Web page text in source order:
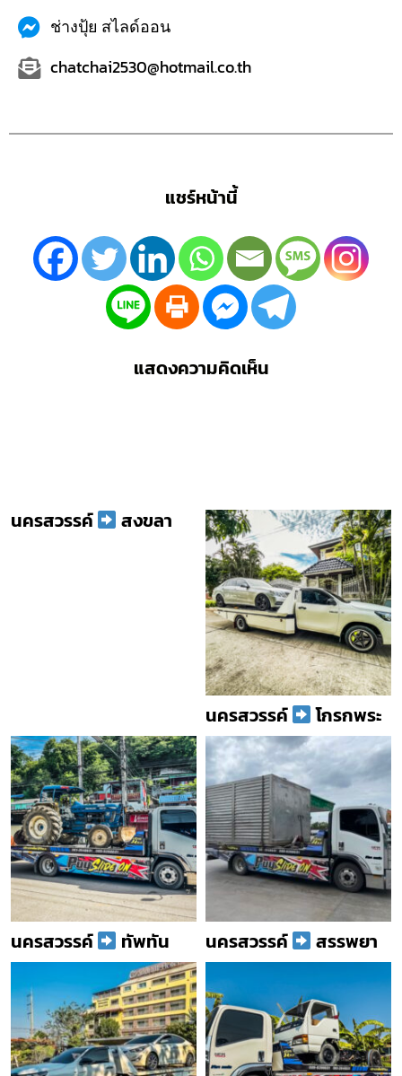
ช่างปุ้ย สไลด์ออน
chatchai2530@hotmail.co.th
แชร์หน้านี้
แสดงความคิดเห็น
นครสวรรค์ สงขลา
นครสวรรค์ โกรกพระ
นครสวรรค์ ทัพทัน นครสวรรค์ สรรพยา